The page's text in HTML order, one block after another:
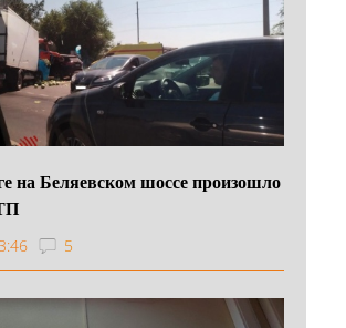
на Беляевском шоссе произошло
5